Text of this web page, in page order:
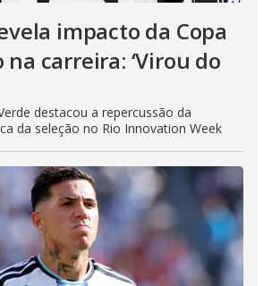
impacto da Copa
carreira: ‘Virou do
destacou a repercussão da
da seleção no Rio Innovation Week